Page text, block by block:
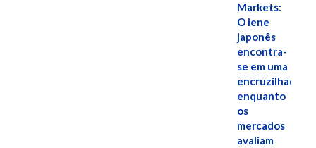
Markets:
O iene
japonês
encontra-
se em uma
encruzilhada
enquanto
os
mercados
avaliam